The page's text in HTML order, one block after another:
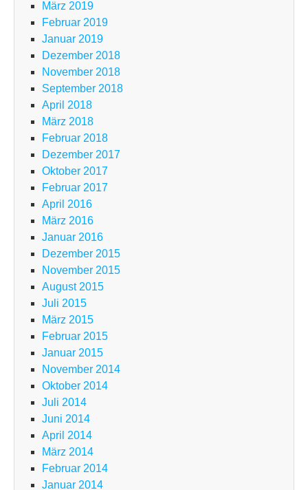
März 2019
Februar 2019
Januar 2019
Dezember 2018
November 2018
September 2018
April 2018
März 2018
Februar 2018
Dezember 2017
Oktober 2017
Februar 2017
April 2016
März 2016
Januar 2016
Dezember 2015
November 2015
August 2015
Juli 2015
März 2015
Februar 2015
Januar 2015
November 2014
Oktober 2014
Juli 2014
Juni 2014
April 2014
März 2014
Februar 2014
Januar 2014